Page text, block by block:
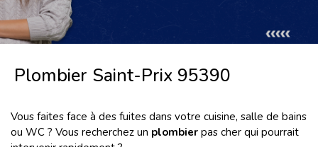
Plombier Saint-Prix 95390
Vous faites face à des fuites dans votre cuisine, salle de bains
ou WC ? Vous recherchez un plombier pas cher qui pourrait